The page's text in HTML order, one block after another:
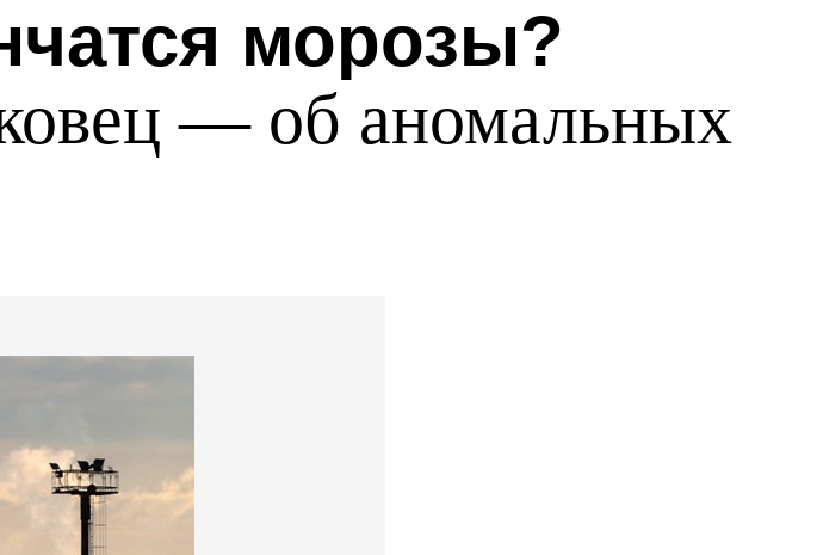
морозы?
— об аномальных